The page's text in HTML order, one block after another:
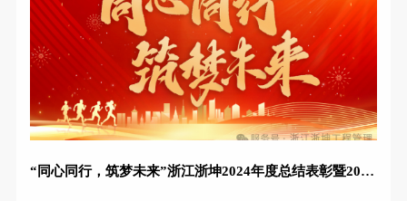
“同心同行，筑梦未来”浙江浙坤2024年度总结表彰暨2025新年团拜会圆满落幕